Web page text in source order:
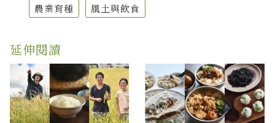
農業育種
風土與飲食
延伸閱讀